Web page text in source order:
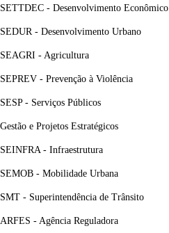
SETTDEC - Desenvolvimento Econômico
SEDUR - Desenvolvimento Urbano
SEAGRI - Agricultura
SEPREV - Prevenção à Violência
SESP - Serviços Públicos
Gestão e Projetos Estratégicos
SEINFRA - Infraestrutura
SEMOB - Mobilidade Urbana
SMT - Superintendência de Trânsito
ARFES - Agência Reguladora